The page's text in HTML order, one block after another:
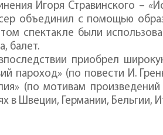
Игоря Стравинского –
объединил с помощью
спектакле были
балет.
приобрел
пароход» (по повести И.
(по мотивам
в Швеции, Германии, Бельгии,